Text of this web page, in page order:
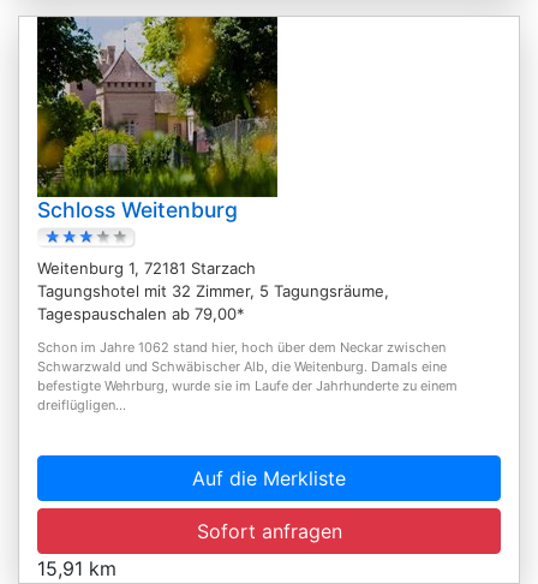
Schloss Weitenburg
Weitenburg 1, 72181 Starzach
Tagungshotel mit 32 Zimmer, 5 Tagungsräume,
Tagespauschalen ab 79,00*
Schon im Jahre 1062 stand hier, hoch über dem Neckar zwischen
Schwarzwald und Schwäbischer Alb, die Weitenburg. Damals eine
befestigte Wehrburg, wurde sie im Laufe der Jahrhunderte zu einem
dreiflügligen...
Auf die Merkliste
Sofort anfragen
15,91 km